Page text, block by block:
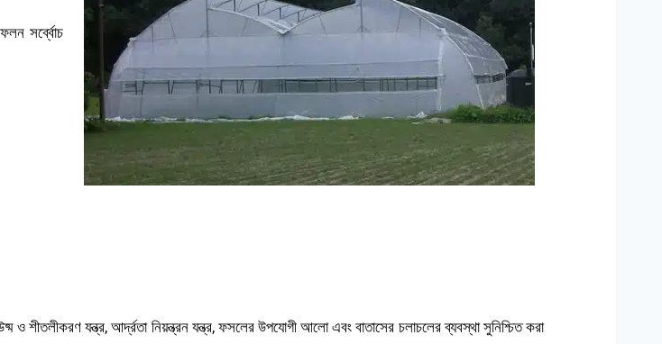
সর্ব্বোচ
যন্ত্র, আর্দ্রতা নিয়ন্ত্রন যন্ত্র, ফসলের উপযোগী আলো এবং বাতাসের চলাচলের ব্যবস্থা সুনিশ্চিত করা